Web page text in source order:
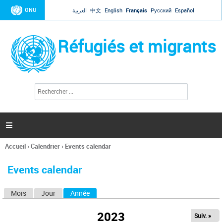
Jump to navigation
ONU العربية 中文 English Français Русский Español
Réfugiés et migrants
l
c
h
e

Vous
ici
Accueil›Calendrier› Events calendar
Events calendar
Mois Jour Année
2023 Suiv. »